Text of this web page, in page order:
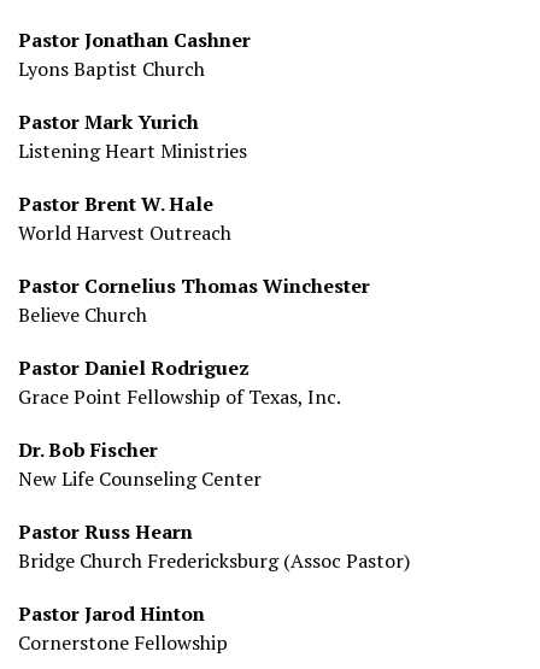
Pastor Jonathan Cashner
Lyons Baptist Church
Pastor Mark Yurich
Listening Heart Ministries
Pastor Brent W. Hale
World Harvest Outreach
Pastor Cornelius Thomas Winchester
Believe Church
Pastor Daniel Rodriguez
Grace Point Fellowship of Texas, Inc.
Dr. Bob Fischer
New Life Counseling Center
Pastor Russ Hearn
Bridge Church Fredericksburg (Assoc Pastor)
Pastor Jarod Hinton
Cornerstone Fellowship